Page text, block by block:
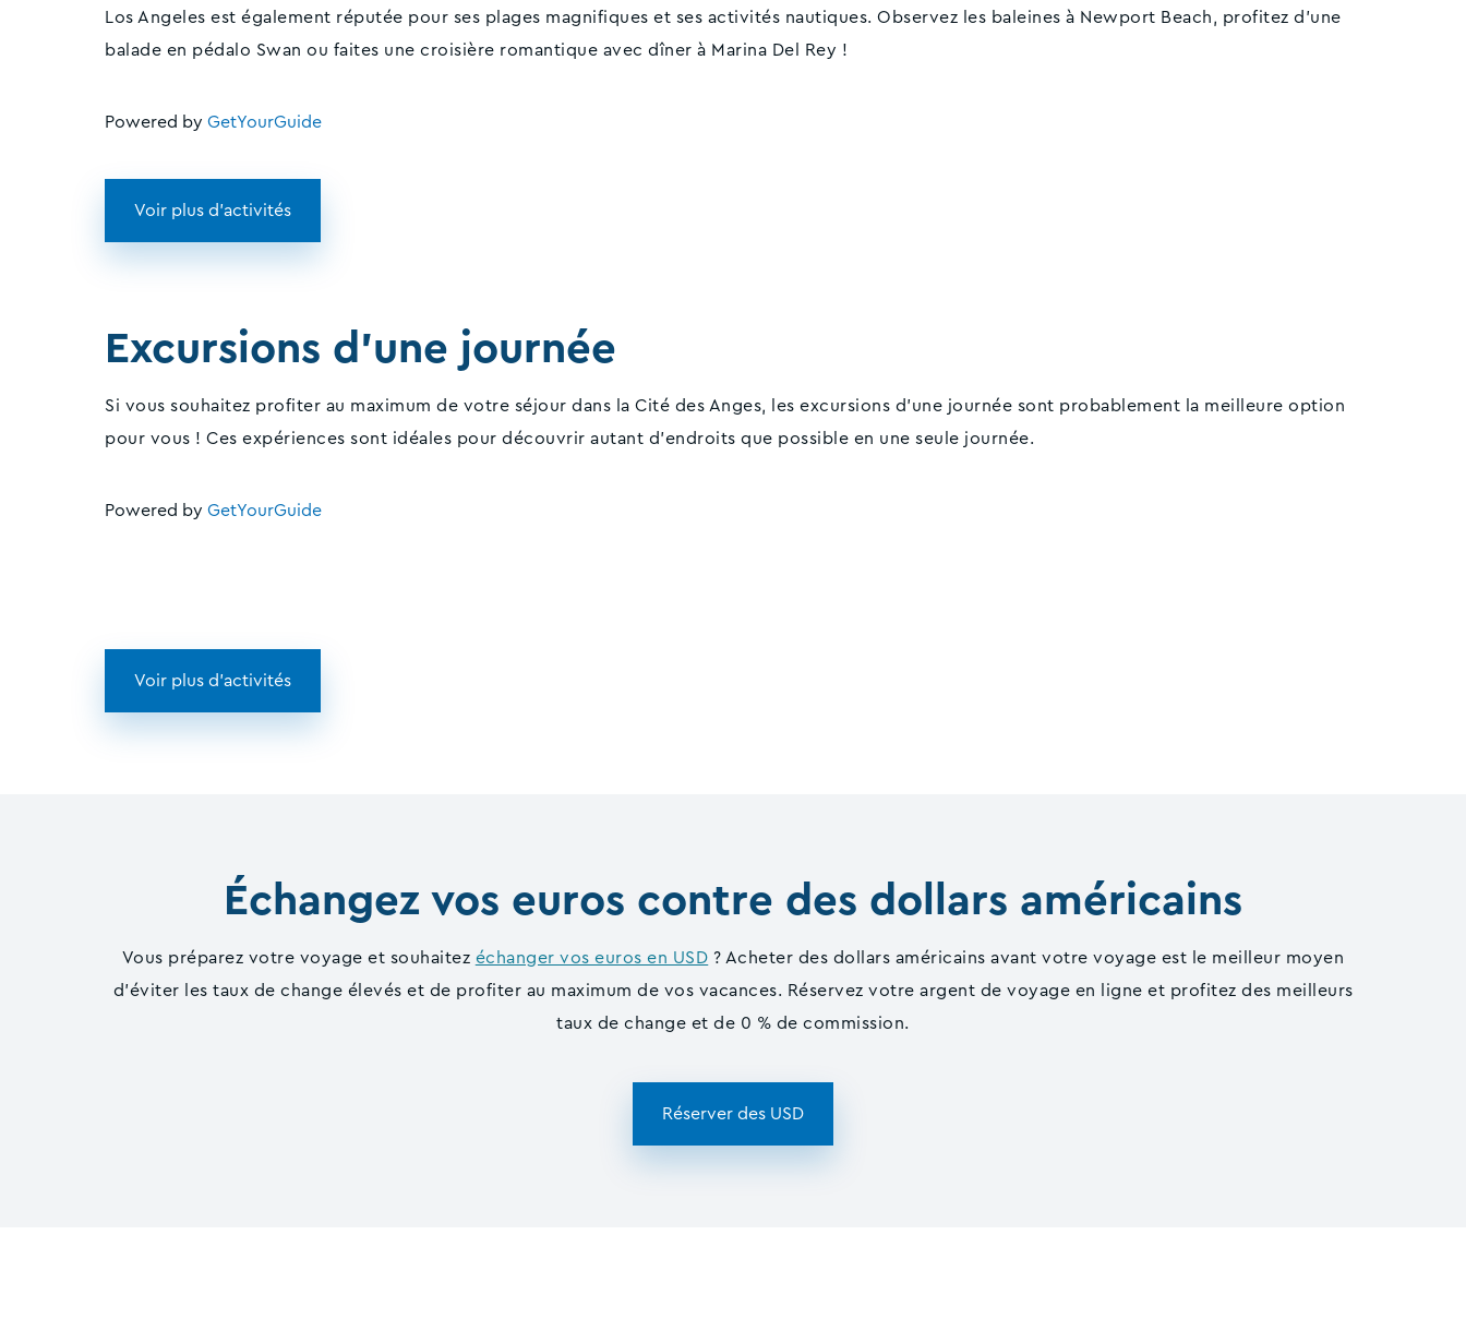
Los Angeles est également réputée pour ses plages magnifiques et ses activités nautiques. Observez les baleines à Newport Beach, profitez d'une
balade en pédalo Swan ou faites une croisière romantique avec dîner à Marina Del Rey !
Powered by GetYourGuide
Voir plus d'activités
Excursions d'une journée
Si vous souhaitez profiter au maximum de votre séjour dans la Cité des Anges, les excursions d'une journée sont probablement la meilleure option
pour vous ! Ces expériences sont idéales pour découvrir autant d'endroits que possible en une seule journée.
Powered by GetYourGuide
Voir plus d'activités
Échangez vos euros contre des dollars américains
Vous préparez votre voyage et souhaitez échanger vos euros en USD ? Acheter des dollars américains avant votre voyage est le meilleur moyen
d'éviter les taux de change élevés et de profiter au maximum de vos vacances. Réservez votre argent de voyage en ligne et profitez des meilleurs
taux de change et de 0 % de commission.
Réserver des USD